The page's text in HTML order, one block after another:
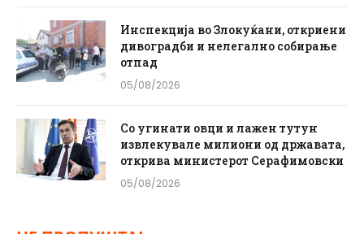
Инспекција во Злокуќани, откриени
дивоградби и нелегално собирање
отпад
05/08/2026
Со угинати овци и лажен тутун
извлекувале милиони од државата,
открива министерот Серафимовски
05/08/2026